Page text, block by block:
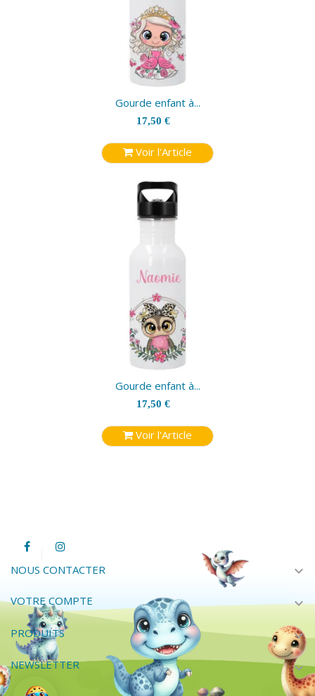
Gourde enfant à...
17,50 €
Voir l'Article
Gourde enfant à...
17,50 €
Voir l'Article
NOUS CONTACTER expand_more
VOTRE COMPTE expand_more
PRODUITS expand_more
NEWSLETTER expand_more